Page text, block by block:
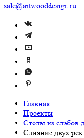
sale@artwooddesign.ru
Главная
Проекты
Столы из слэбов
Слияние двух